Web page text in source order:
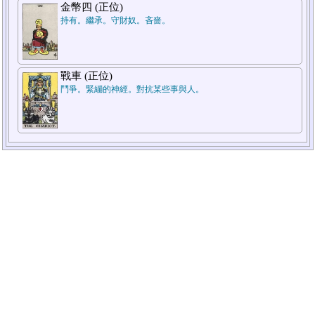
金幣四 (正位)
持有。繼承。守財奴。吝嗇。
戰車 (正位)
鬥爭。緊繃的神經。對抗某些事與人。